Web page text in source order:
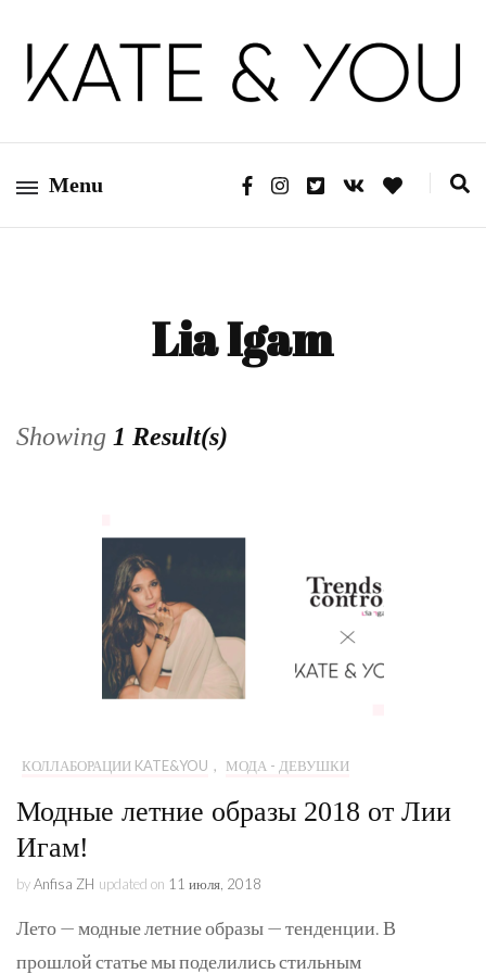
Kate&You
Menu
Lia Igam
Showing 1 Result(s)
КОЛЛАБОРАЦИИ KATE&YOU , МОДА - ДЕВУШКИ
Модные летние образы 2018 от Лии
Игам!
byAnfisa ZH updated on 11 июля, 2018
Лето — модные летние образы — тенденции. В
прошлой статье мы поделились стильным